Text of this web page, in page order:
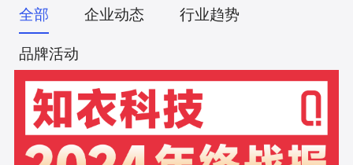
全部 企业动态
行业趋势
品牌活动